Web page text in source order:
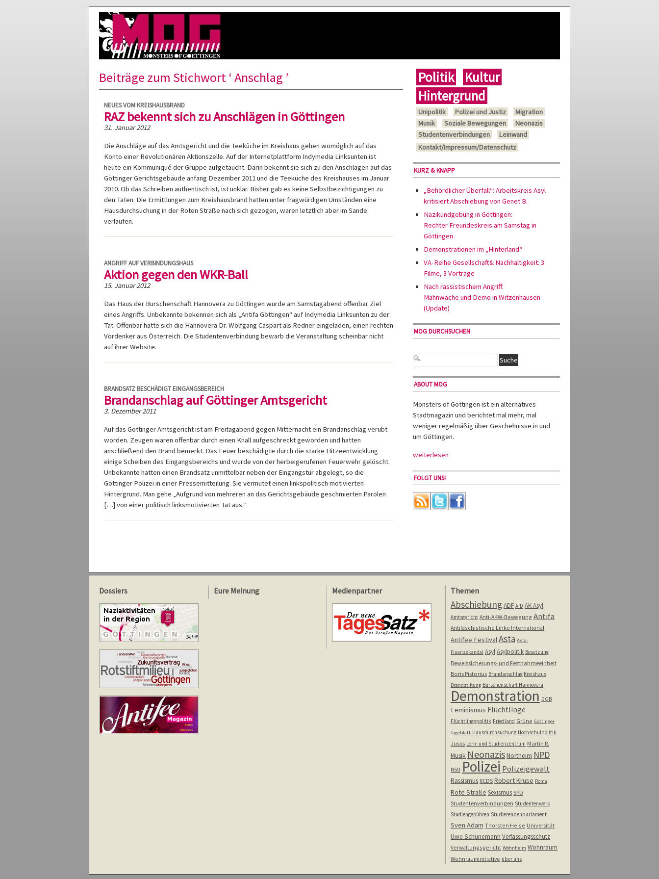
Beiträge zum Stichwort ‘ Anschlag ’
NEUES VOM KREISHAUSBRAND
RAZ bekennt sich zu Anschlägen in Göttingen
31. Januar 2012
Die Anschläge auf das Amtsgericht und die Teeküche im Kreishaus gehen womöglich auf das
Konto einer Revolutionären Aktionszelle. Auf der Internetplattform Indymedia Linksunten ist
heute ein Kommuniqué der Gruppe aufgetaucht. Darin bekennt sie sich zu den Anschlägen auf das
Göttinger Gerichtsgebäude anfang Dezember 2011 und die Teeküche des Kreishauses im Januar
2010. Ob das Schreiben authentisch ist, ist unklar. Bisher gab es keine Selbstbezichtigungen zu
den Taten. Die Ermittlungen zum Kreishausbrand hatten unter fragwürdigen Umständen eine
Hausdurchsuchung in der Roten Straße nach sich gezogen, waren letztlich aber im Sande
verlaufen.
ANGRIFF AUF VERBINDUNGSHAUS
Aktion gegen den WKR-Ball
15. Januar 2012
Das Haus der Burschenschaft Hannovera zu Göttingen wurde am Samstagabend offenbar Ziel
eines Angriffs. Unbekannte bekennen sich als „Antifa Göttingen“ auf Indymedia Linksunten zu der
Tat. Offenbar hatte sich die Hannovera Dr. Wolfgang Caspart als Redner eingeladen, einen rechten
Vordenker aus Österreich. Die Studentenverbindung bewarb die Veranstaltung scheinbar nicht
auf ihrer Website.
BRANDSATZ BESCHÄDIGT EINGANGSBEREICH
Brandanschlag auf Göttinger Amtsgericht
3. Dezember 2011
Auf das Göttinger Amtsgericht ist am Freitagabend gegen Mitternacht ein Brandanschlag verübt
worden. Zeugen waren offenbar durch einen Knall aufgeschreckt geworden und hatten
anschließend den Brand bemerkt. Das Feuer beschädigte durch die starke Hitzeentwicklung
einige Scheiben des Eingangsbereichs und wurde von der herbeigerufenen Feuerwehr gelöscht.
Unbekannte hatten einen Brandsatz unmittelbar neben der Eingangstür abgelegt, so die
Göttinger Polizei in einer Pressemitteilung. Sie vermutet einen linkspolitisch motivierten
Hintergrund. Man gehe „Aufgrund von mehreren an das Gerichtsgebäude geschmierten Parolen
[…] von einer politisch linksmotivierten Tat aus.“
Politik
Kultur
Hintergrund
Unipolitik Polizei und Justiz
Migration
Musik
Soziale Bewegungen
Neonazis
Studentenverbindungen
Leinwand
Kontakt/Impressum/Datenschutz
KURZ & KNAPP
„Behördlicher Überfall“: Arbeitskreis Asyl
kritisiert Abschiebung von Genet B.
Nazikundgebung in Göttingen:
Rechter Freundeskreis am Samstag in
Göttingen
Demonstrationen im „Hinterland“
VA-Reihe Gesellschaft& Nachhaltigkeit: 3
Filme, 3 Vorträge
Nach rassistischem Angriff:
Mahnwache und Demo in Witzenhausen
(Update)
MOG DURCHSUCHEN
ABOUT MOG
Monsters of Göttingen ist ein alternatives
Stadtmagazin und berichtet mal mehr, mal
weniger regelmäßig über Geschehnisse in und
um Göttingen.
weiterlesen
FOLGT UNS!
Dossiers Eure Meinung Medienpartner Themen
AbschiebungADF AfD AK Asyl
Amtsgericht Anti-AKW-Bewegung Antifa
Antifaschistische Linke International
Antifee FestivalAsta Asta-
Finanzskandal Asyl Asylpolitik Besetzung
Beweissicherungs- und Festnahmeeinheit
Boris Pistorius Brandanschlag Kreishaus
Brandstiftung Burschenschaft Hannovera
Demonstration DGB
Feminismus Flüchtlinge
Flüchtlingspolitik Friedland Grüne Göttinger
Tageblatt Hausdurchsuchung Hochschulpolitik
Jusos Lern- und Studienzentrum Martin R.
Musik NeonazisNortheim NPD
NSU Polizei Polizeigewalt
Rassismus RCDS Robert Kruse Roma
Rote Straße Sexismus SPD
Studentenverbindungen Studentenwerk
Studiengebühren Studierendenparlament
Sven Adam Thorsten Heise Universität
Uwe Schünemann Verfassungsschutz
Verwaltungsgericht Wohnheim Wohnraum
Wohnrauminitiative über uns